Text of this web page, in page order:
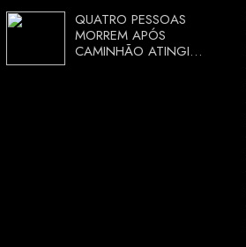
RURAL DE ARACI,
BAHIA; POLÍCIA
INVESTIGA
CIRCUNSTÂNCIAS
QUATRO PESSOAS
MORREM APÓS
CAMINHÃO ATINGIR